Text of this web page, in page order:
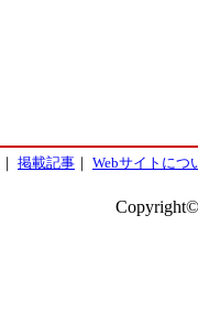
｜ 掲載記事 ｜ Webサイトにつ